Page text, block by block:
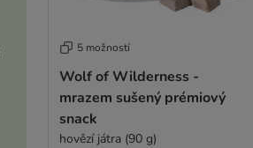
5 možností
Wolf of Wilderness -
mrazem sušený prémiový
snack
hovězí játra (90 g)